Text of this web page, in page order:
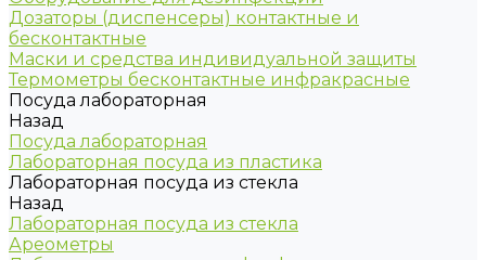
Дозаторы (диспенсеры) контактные и
бесконтактные
Маски и средства индивидуальной защиты
Термометры бесконтактные инфракрасные
Посуда лабораторная
Назад
Посуда лабораторная
Лабораторная посуда из пластика
Лабораторная посуда из стекла
Назад
Лабораторная посуда из стекла
Ареометры